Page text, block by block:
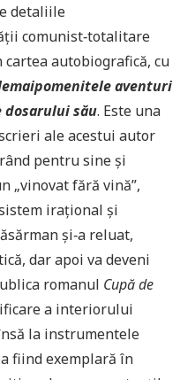
detaliile
comunist‑totalitare
autobiografică, cu
aventuri
dosarului său. Este una
ale acestui autor
pentru sine şi
„vinovat fără vină”,
iraţional şi
şi‑a reluat,
dar apoi va deveni
romanul Cupă de
a interiorului
la instrumentele
fiind exemplară în